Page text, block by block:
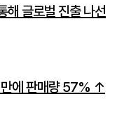
해 글로벌 진출 나선
만에 판매량 57% ↑